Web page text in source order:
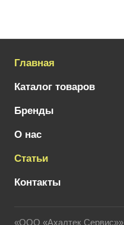
Главная
Каталог товаров
Бренды
О нас
Статьи
Контакты
«ООО «Ахалтек Сервис»»